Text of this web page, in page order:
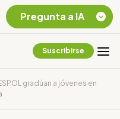
Suscribirse
gradúan a jóvenes en
Pregunta a IA
Chevron Ecuador